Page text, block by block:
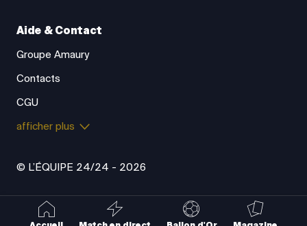
Aide & Contact
Groupe Amaury
Contacts
CGU
afficher plus
© L’ÉQUIPE 24/24 - 2026